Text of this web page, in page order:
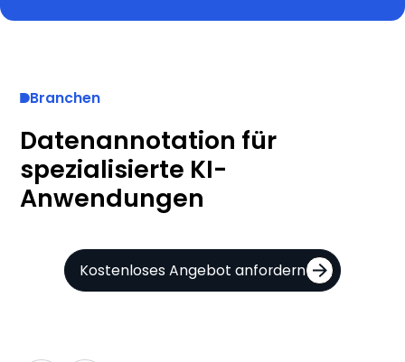
Branchen
Datenannotation für
spezialisierte KI-
Anwendungen
Kostenloses Angebot anfordern